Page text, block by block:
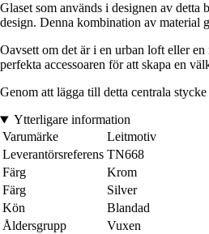
Glaset som används i designen av detta
design. Denna kombination av material
Oavsett om det är i en urban loft eller
perfekta accessoaren för att skapa en
Genom att lägga till detta centrala
Ytterligare information
Varumärke
Leitmotiv
Leverantörsreferens TN668
Färg
Krom
Färg
Silver
Kön
Blandad
Åldersgrupp
Vuxen